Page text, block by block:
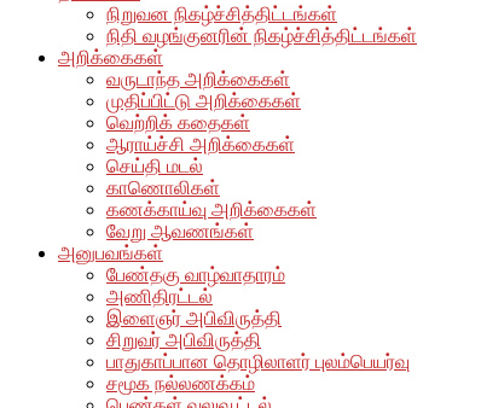
நிறுவன நிகழ்ச்சித்திட்டங்கள்
நிதி வழங்குனரின் நிகழ்ச்சித்திட்டங்கள்
அறிக்கைகள்
வருடாந்த அறிக்கைகள்
முதிப்பிட்டு அறிக்கைகள்
வெற்றிக் கதைகள்
ஆராய்ச்சி அறிக்கைகள்
செய்தி மடல்
காணொலிகள்
கணக்காய்வு அறிக்கைகள்
வேறு ஆவணங்கள்
அனுபவங்கள்
பேண்தகு வாழ்வாதாரம்
அணிதிரட்டல்
இளைஞர் அபிவிருத்தி
சிறுவர் அபிவிருத்தி
பாதுகாப்பான தொழிலாளர் புலம்பெயர்வு
சமூக நல்லணக்கம்